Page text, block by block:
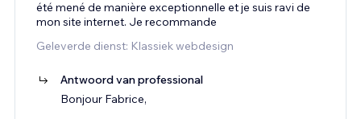
été mené de manière exceptionnelle et je suis ravi de
mon site internet. Je recommande
Geleverde dienst: Klassiek webdesign
Antwoord van professional
Bonjour Fabrice,